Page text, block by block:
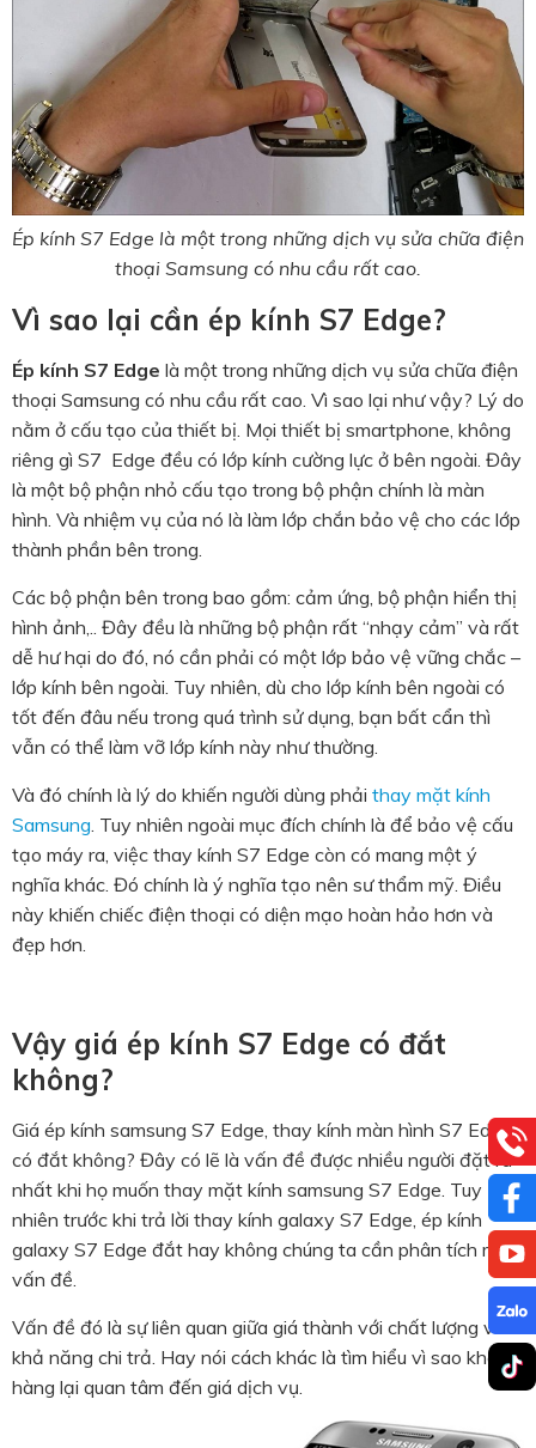
Ép kính S7 Edge là một trong những dịch vụ sửa chữa điện
thoại Samsung có nhu cầu rất cao.
Vì sao lại cần ép kính S7 Edge?
Ép kính S7 Edge là một trong những dịch vụ sửa chữa điện
thoại Samsung có nhu cầu rất cao. Vì sao lại như vậy? Lý do
nằm ở cấu tạo của thiết bị. Mọi thiết bị smartphone, không
riêng gì S7 Edge đều có lớp kính cường lực ở bên ngoài. Đây
là một bộ phận nhỏ cấu tạo trong bộ phận chính là màn
hình. Và nhiệm vụ của nó là làm lớp chắn bảo vệ cho các lớp
thành phần bên trong.
Các bộ phận bên trong bao gồm: cảm ứng, bộ phận hiển thị
hình ảnh,.. Đây đều là những bộ phận rất “nhạy cảm” và rất
dễ hư hại do đó, nó cần phải có một lớp bảo vệ vững chắc –
lớp kính bên ngoài. Tuy nhiên, dù cho lớp kính bên ngoài có
tốt đến đâu nếu trong quá trình sử dụng, bạn bất cẩn thì
vẫn có thể làm vỡ lớp kính này như thường.
Và đó chính là lý do khiến người dùng phải thay mặt kính
Samsung . Tuy nhiên ngoài mục đích chính là để bảo vệ cấu
tạo máy ra, việc thay kính S7 Edge còn có mang một ý
nghĩa khác. Đó chính là ý nghĩa tạo nên sư thẩm mỹ. Điều
này khiến chiếc điện thoại có diện mạo hoàn hảo hơn và
đẹp hơn.
Vậy giá ép kính S7 Edge có đắt
không?
Giá ép kính samsung S7 Edge, thay kính màn hình S7 Edge
có đắt không? Đây có lẽ là vấn đề được nhiều người đặt ra
nhất khi họ muốn thay mặt kính samsung S7 Edge. Tuy
nhiên trước khi trả lời thay kính galaxy S7 Edge, ép kính
galaxy S7 Edge đắt hay không chúng ta cần phân tích một
vấn đề.
Vấn đề đó là sự liên quan giữa giá thành với chất lượng và
khả năng chi trả. Hay nói cách khác là tìm hiểu vì sao khách
hàng lại quan tâm đến giá dịch vụ.